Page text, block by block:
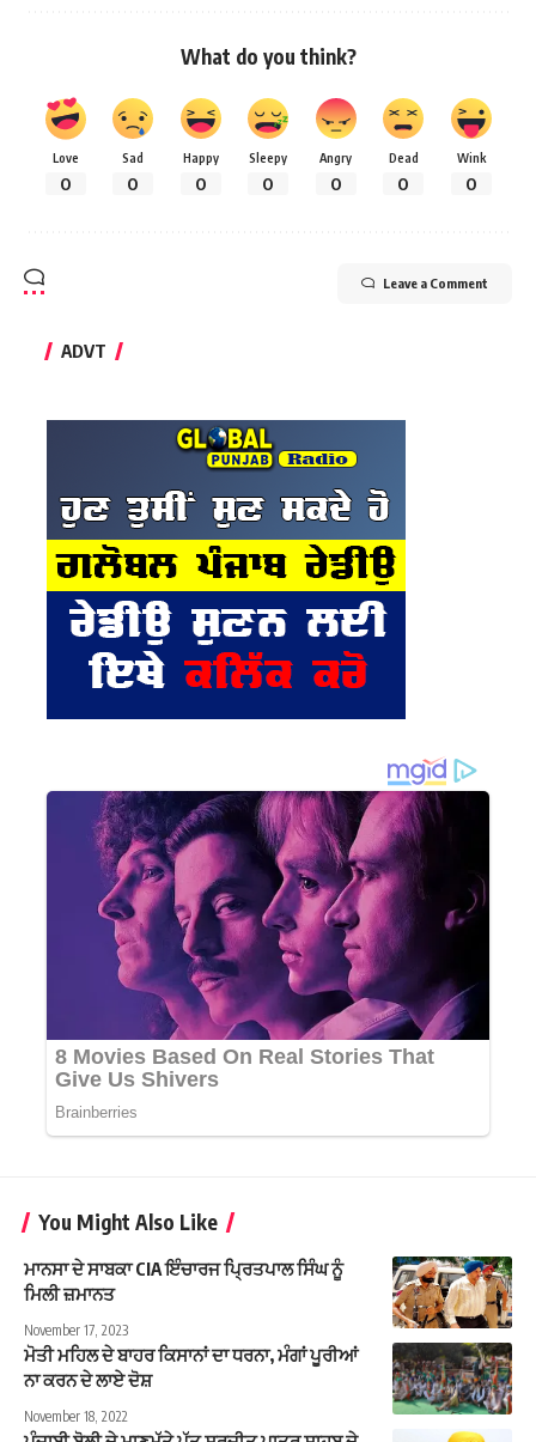
What do you think?
Love
0
Sad
0
Happy
0
Sleepy
0
Angry
0
Dead
0
Wink
0
Leave a Comment
ADVT
You Might Also Like
ਮਾਨਸਾ ਦੇ ਸਾਬਕਾ CIA ਇੰਚਾਰਜ ਪ੍ਰਿਤਪਾਲ ਸਿੰਘ ਨੂੰ
ਮਿਲੀ ਜ਼ਮਾਨਤ
November 17, 2023
ਮੋਤੀ ਮਹਿਲ ਦੇ ਬਾਹਰ ਕਿਸਾਨਾਂ ਦਾ ਧਰਨਾ, ਮੰਗਾਂ ਪੂਰੀਆਂ
ਨਾ ਕਰਨ ਦੇ ਲਾਏ ਦੋਸ਼
November 18, 2022